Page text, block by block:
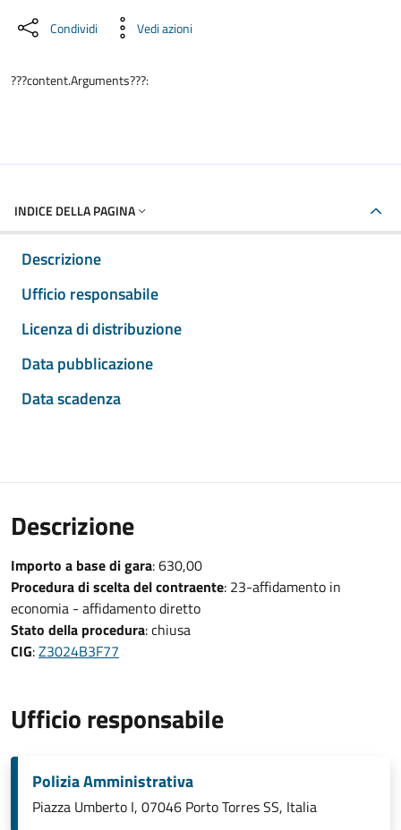
Condividi Vedi azioni
???content.Arguments???:
INDICE DELLA PAGINA
Descrizione
Ufficio responsabile
Licenza di distribuzione
Data pubblicazione
Data scadenza
Descrizione
Importo a base di gara: 630,00
Procedura di scelta del contraente: 23-affidamento in
economia - affidamento diretto
Stato della procedura: chiusa
CIG:Z3024B3F77
Ufficio responsabile
Polizia Amministrativa
Piazza Umberto I, 07046 Porto Torres SS, Italia